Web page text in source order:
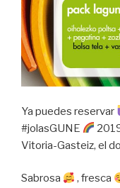
Ya puedes reservar
#jolasGUNE
Vitoria-Gasteiz, el
Sabrosa , fresca